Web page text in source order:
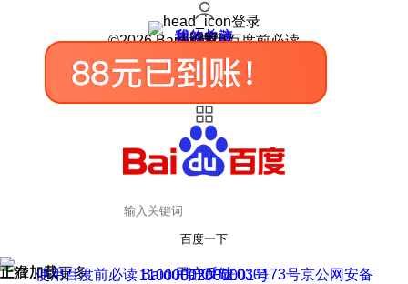
登录
我的关注
我的收藏
皮肤中心
用户反馈
设置
©2026 Baidu 使用百度前必读
百度一下
正在加载
上滑加载更多 用户反馈
使用百度前必读 Baidu 京ICP证030173号
京公网安备11000002000001号